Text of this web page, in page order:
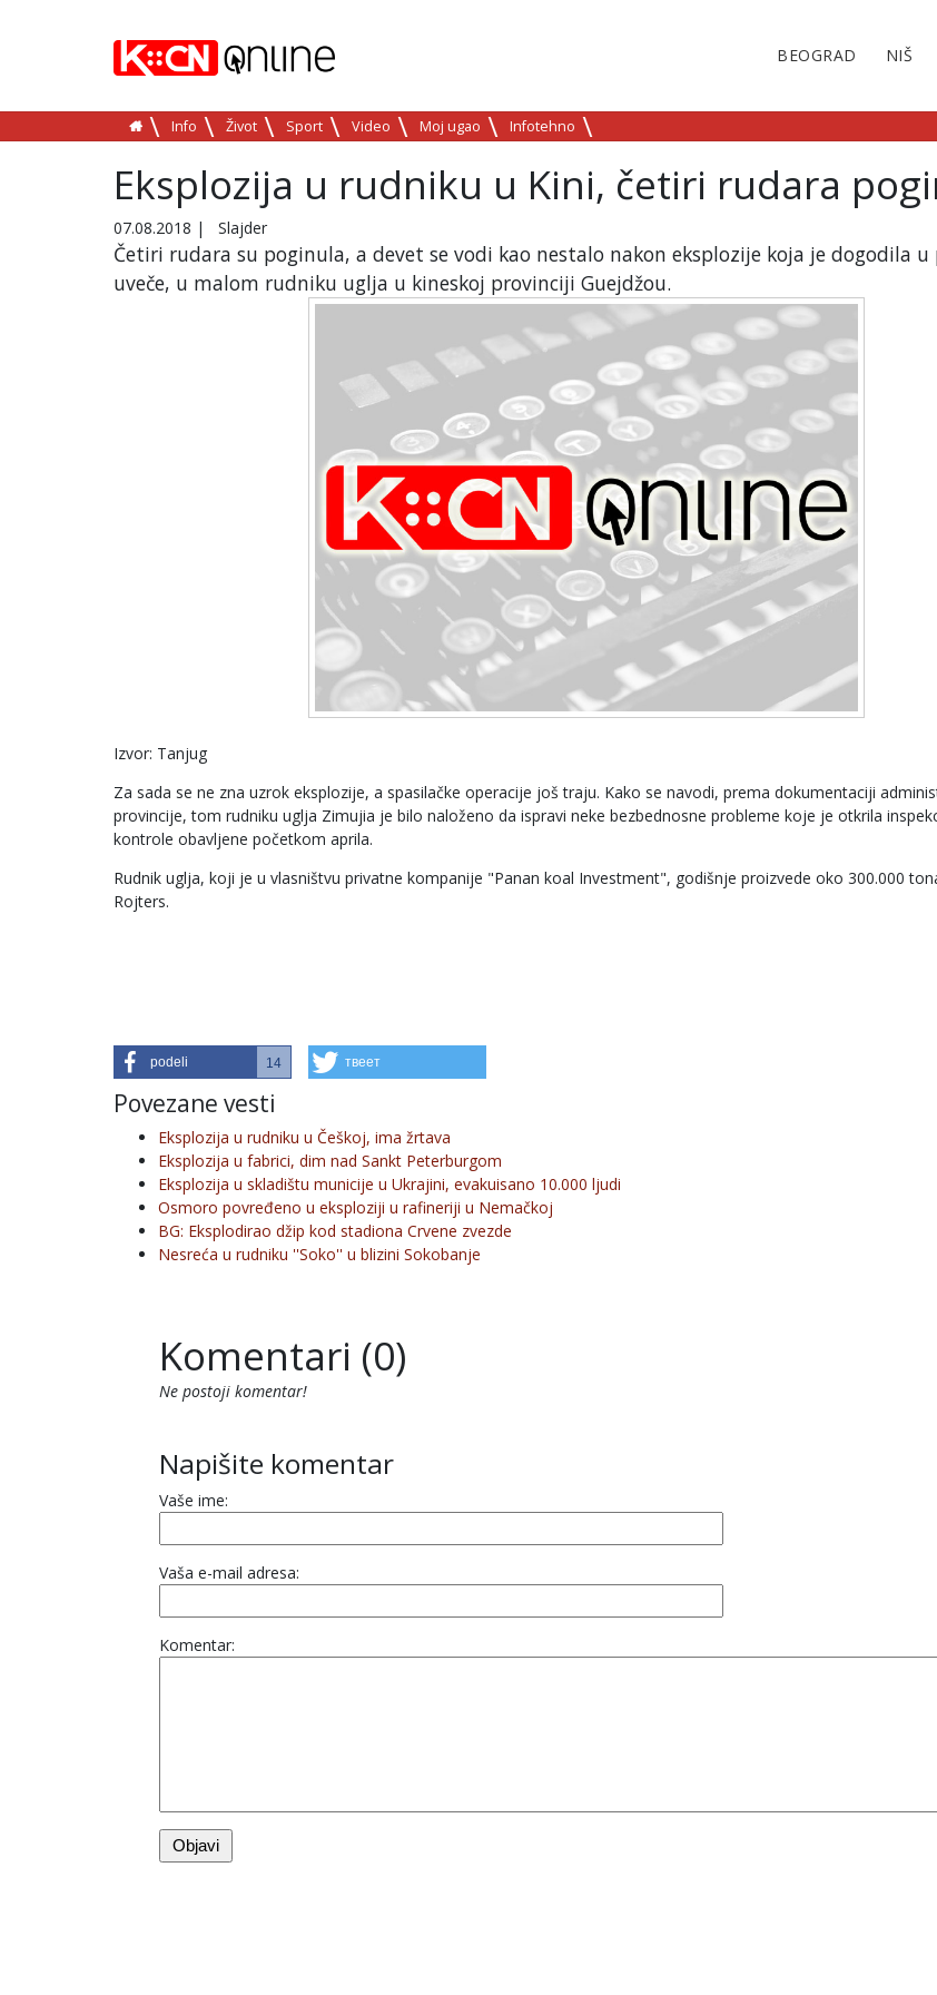
BEOGRAD NIŠ
Info Život Sport Video Moj ugao Infotehno
Eksplozija u rudniku u Kini, četiri rudara
07.08.2018 | Slajder
Četiri rudara su poginula, a devet se vodi kao nestalo nakon eksplozije koja je dogodila u
uveče, u malom rudniku uglja u kineskoj provinciji Guejdžou.
Izvor: Tanjug
Za sada se ne zna uzrok eksplozije, a spasilačke operacije još traju. Kako se navodi, prema dokumentaciji
provincije, tom rudniku uglja Zimujia je bilo naloženo da ispravi neke bezbednosne probleme koje je otkrila
kontrole obavljene početkom aprila.
Rudnik uglja, koji je u vlasništvu privatne kompanije "Panan koal Investment", godišnje proizvede oko 300.000
Rojters.
podeli 14 твеет
Povezane vesti
Eksplozija u rudniku u Češkoj, ima žrtava
Eksplozija u fabrici, dim nad Sankt Peterburgom
Eksplozija u skladištu municije u Ukrajini, evakuisano 10.000 ljudi
Osmoro povređeno u eksploziji u rafineriji u Nemačkoj
BG: Eksplodirao džip kod stadiona Crvene zvezde
Nesreća u rudniku ''Soko'' u blizini Sokobanje
Komentari (0)
Ne postoji komentar!
Napišite komentar
Vaše ime:
Vaša e-mail adresa:
Komentar: